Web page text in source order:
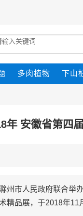
多肉植物 下山
年 安徽省第四
州市人民政府联合举
精品展，于2018年